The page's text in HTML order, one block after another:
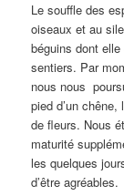
Le souffle des
oiseaux et au
béguins dont
sentiers. Par
nous nous
pied d’un
de fleurs. Nous
maturité
les quelques
d’être agréables.